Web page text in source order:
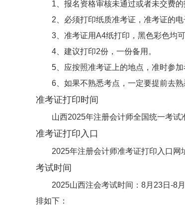
1、报名资格审核未通过或者未交费
2、必须打印纸质准考证，准考证的
3、准考证用A4纸打印，黑色彩色均可
4、建议打印2份，一份备用。
5、应按照准考证上的地点，准时参加
6、如果不熟悉考点，一定要提前去熟
准考证打印时间
山西2025年注册会计师全国统一考
准考证打印入口
2025年注册会计师准考证打印入口网
考试时间
2025山西注会考试时间：8月23日-8
排如下：